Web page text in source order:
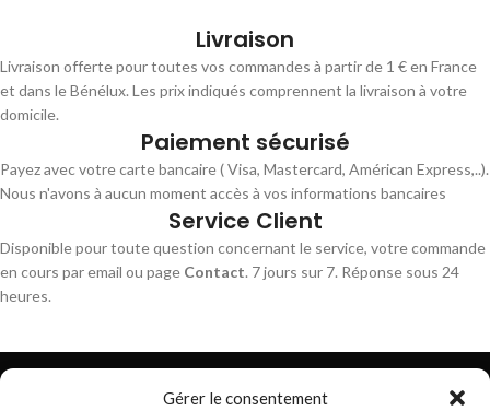
Gérer le consentement
Livraison
Livraison offerte pour toutes vos commandes à partir de 1 € en France
et dans le Bénélux. Les prix indiqués comprennent la livraison à votre
domicile.
Paiement sécurisé
Payez avec votre carte bancaire ( Visa, Mastercard, Américan Express,..).
Nous n'avons à aucun moment accès à vos informations bancaires
Service Client
Disponible pour toute question concernant le service, votre commande
en cours par email ou page Contact. 7 jours sur 7. Réponse sous 24
heures.